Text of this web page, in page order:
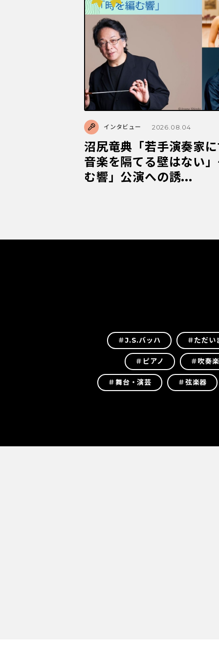
インタビュー 2026.08.04
沼尻竜典「若手演奏家
音楽を隔てる壁はない
む響」公演への誘...
＃J.S.バッハ ＃ただい
＃ピアノ ＃吹奏楽
＃舞台・演芸 ＃弦楽器